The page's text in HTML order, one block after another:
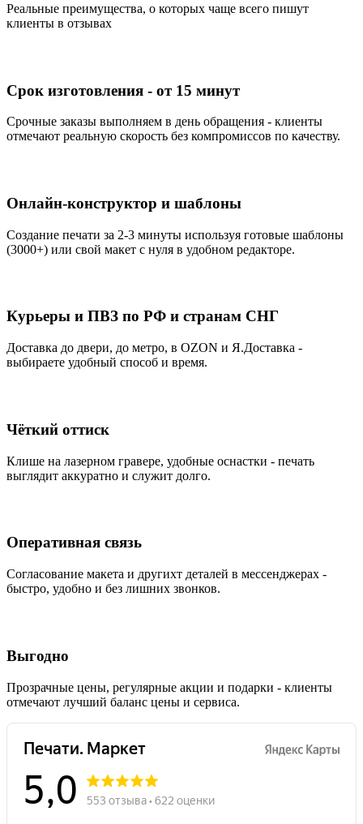
Реальные преимущества, о которых чаще всего пишут
клиенты в отзывах
Срок изготовления - от 15 минут
Срочные заказы выполняем в день обращения - клиенты
отмечают реальную скорость без компромиссов по качеству.
Онлайн-конструктор и шаблоны
Создание печати за 2-3 минуты используя готовые шаблоны
(3000+) или свой макет с нуля в удобном редакторе.
Курьеры и ПВЗ по РФ и странам СНГ
Доставка до двери, до метро, в OZON и Я.Доставка -
выбираете удобный способ и время.
Чёткий оттиск
Клише на лазерном гравере, удобные оснастки - печать
выглядит аккуратно и служит долго.
Оперативная связь
Согласование макета и другихт деталей в мессенджерах -
быстро, удобно и без лишних звонков.
Выгодно
Прозрачные цены, регулярные акции и подарки - клиенты
отмечают лучший баланс цены и сервиса.